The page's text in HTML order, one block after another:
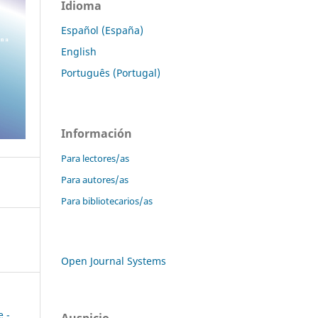
-
Idioma
Español (España)
English
Português (Portugal)
Información
Para lectores/as
Para autores/as
Para bibliotecarios/as
Open Journal Systems